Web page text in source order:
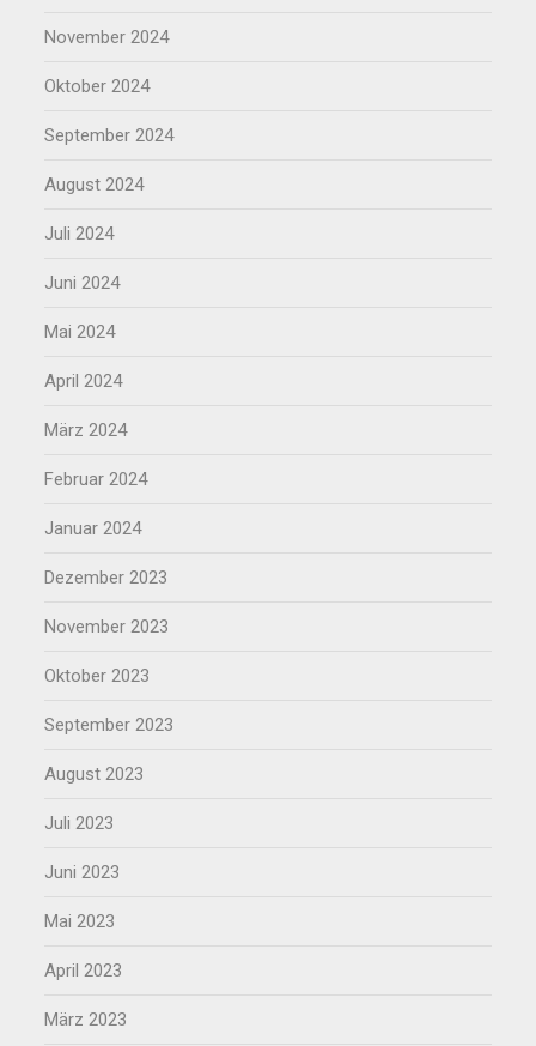
November 2024
Oktober 2024
September 2024
August 2024
Juli 2024
Juni 2024
Mai 2024
April 2024
März 2024
Februar 2024
Januar 2024
Dezember 2023
November 2023
Oktober 2023
September 2023
August 2023
Juli 2023
Juni 2023
Mai 2023
April 2023
März 2023